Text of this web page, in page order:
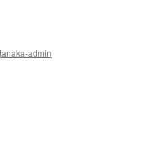
tanaka-admin